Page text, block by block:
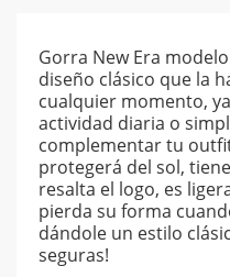
Gorra New Era
diseño clásico que la
cualquier momento,
actividad diaria o
complementar tu
protegerá del sol,
resalta el logo, es
pierda su forma
dándole un estilo
seguras!